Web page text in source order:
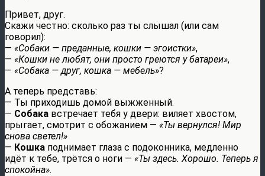
Привет, друг.
Скажи честно: сколько раз ты слышал (или сам
говорил):
— «Собаки — преданные, кошки — эгоистки»,
— «Кошки не любят, они просто греются у батареи»,
— «Собака — друг, кошка — мебель»?
А теперь представь:
— Ты приходишь домой выжженный.
— Собака встречает тебя у двери: виляет хвостом,
прыгает, смотрит с обожанием — «Ты вернулся! Мир
снова светел!»
— Кошка поднимает глаза с подоконника, медленно
идёт к тебе, трётся о ноги — «Ты здесь. Хорошо. Теперь я
спокойна».